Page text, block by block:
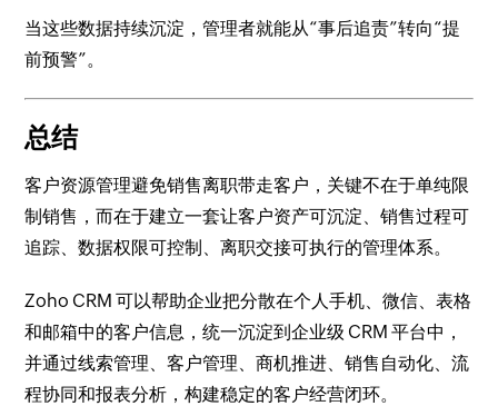
当这些数据持续沉淀，管理者就能从“事后追责”转向“提
前预警”。
总结
客户资源管理避免销售离职带走客户，关键不在于单纯限
制销售，而在于建立一套让客户资产可沉淀、销售过程可
追踪、数据权限可控制、离职交接可执行的管理体系。
Zoho CRM 可以帮助企业把分散在个人手机、微信、表格
和邮箱中的客户信息，统一沉淀到企业级 CRM 平台中，
并通过线索管理、客户管理、商机推进、销售自动化、流
程协同和报表分析，构建稳定的客户经营闭环。